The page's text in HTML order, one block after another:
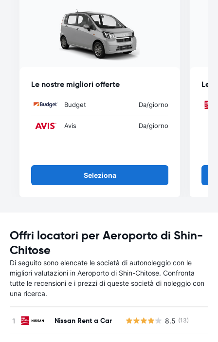
Le nostre migliori offerte
Budget Da/giorno
Avis Da/giorno
Seleziona
Le
Offri locatori per Aeroporto di Shin-
Chitose
Di seguito sono elencate le società di autonoleggio con le
migliori valutazioni in Aeroporto di Shin-Chitose. Confronta
tutte le recensioni e i prezzi di queste società di noleggio con
una ricerca.
Nissan Rent a Car 8.5 (13)